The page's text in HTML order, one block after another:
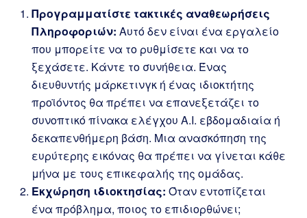
Προγραμματίστε τακτικές αναθεωρήσεις
Πληροφοριών: Αυτό δεν είναι ένα εργαλείο
που μπορείτε να το ρυθμίσετε και να το
ξεχάσετε. Κάντε το συνήθεια. Ένας
διευθυντής μάρκετινγκ ή ένας ιδιοκτήτης
προϊόντος θα πρέπει να επανεξετάζει το
συνοπτικό πίνακα ελέγχου A.I. εβδομαδιαία ή
δεκαπενθήμερη βάση. Μια ανασκόπηση της
ευρύτερης εικόνας θα πρέπει να γίνεται κάθε
μήνα με τους επικεφαλής της ομάδας.
Εκχώρηση ιδιοκτησίας: Όταν εντοπίζεται
ένα πρόβλημα, ποιος το επιδιορθώνει;